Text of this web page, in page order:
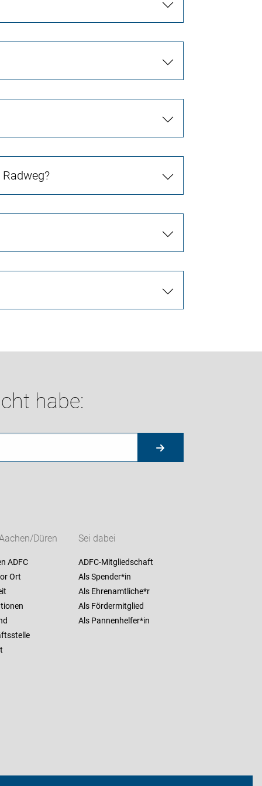
habe:
Düren
ADFC
Ort
Sei dabei
ADFC-Mitgliedschaft
Als Spender*in
Als Ehrenamtliche*r
Als Fördermitglied
Als Pannenhelfer*in